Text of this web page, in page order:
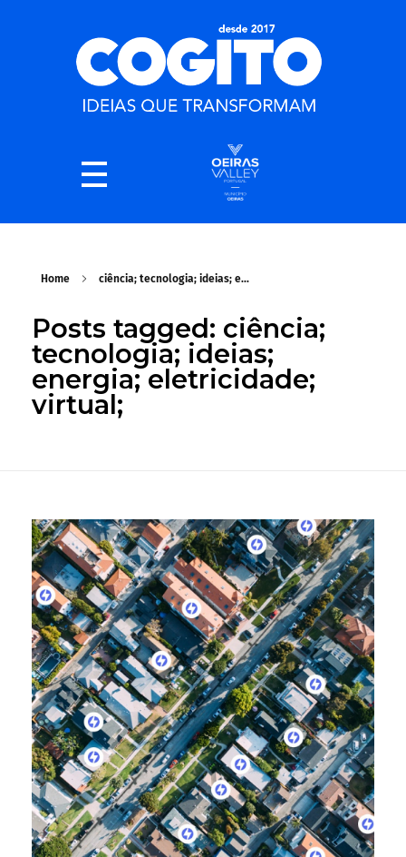
Home ciência; tecnologia; ideias; e...
Posts tagged: ciência;
tecnologia; ideias;
energia; eletricidade;
virtual;